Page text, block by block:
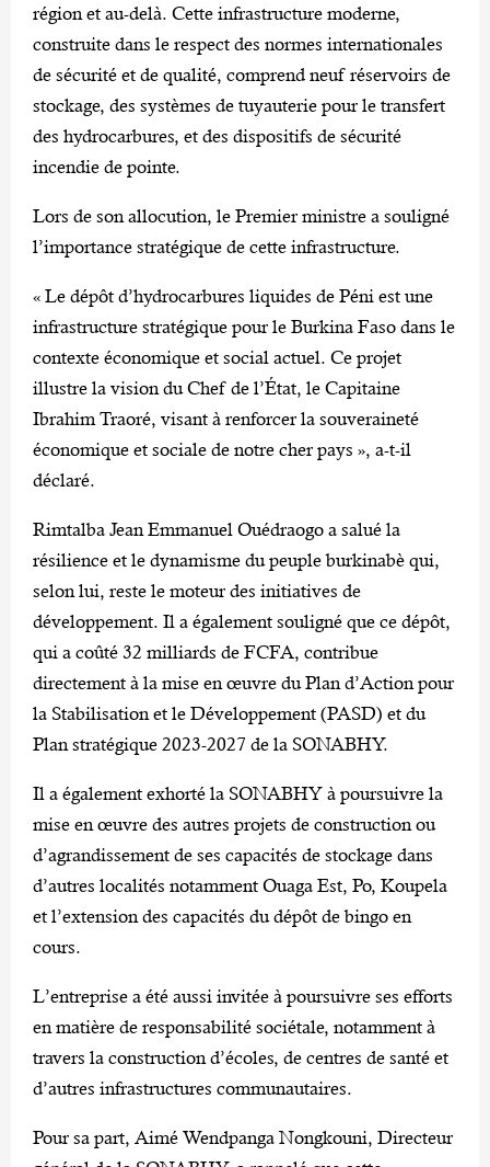
région et au-delà. Cette infrastructure moderne,
construite dans le respect des normes internationales
de sécurité et de qualité, comprend neuf réservoirs de
stockage, des systèmes de tuyauterie pour le transfert
des hydrocarbures, et des dispositifs de sécurité
incendie de pointe.
Lors de son allocution, le Premier ministre a souligné
l’importance stratégique de cette infrastructure.
« Le dépôt d’hydrocarbures liquides de Péni est une
infrastructure stratégique pour le Burkina Faso dans le
contexte économique et social actuel. Ce projet
illustre la vision du Chef de l’État, le Capitaine
Ibrahim Traoré, visant à renforcer la souveraineté
économique et sociale de notre cher pays », a-t-il
déclaré.
Rimtalba Jean Emmanuel Ouédraogo a salué la
résilience et le dynamisme du peuple burkinabè qui,
selon lui, reste le moteur des initiatives de
développement. Il a également souligné que ce dépôt,
qui a coûté 32 milliards de FCFA, contribue
directement à la mise en œuvre du Plan d’Action pour
la Stabilisation et le Développement (PASD) et du
Plan stratégique 2023-2027 de la SONABHY.
Il a également exhorté la SONABHY à poursuivre la
mise en œuvre des autres projets de construction ou
d’agrandissement de ses capacités de stockage dans
d’autres localités notamment Ouaga Est, Po, Koupela
et l’extension des capacités du dépôt de bingo en
cours.
L’entreprise a été aussi invitée à poursuivre ses efforts
en matière de responsabilité sociétale, notamment à
travers la construction d’écoles, de centres de santé et
d’autres infrastructures communautaires.
Pour sa part, Aimé Wendpanga Nongkouni, Directeur